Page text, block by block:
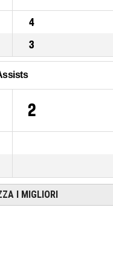
4
3
2
I MIGLIORI